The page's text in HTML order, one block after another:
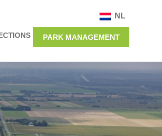
NL
PARK MANAGEMENT